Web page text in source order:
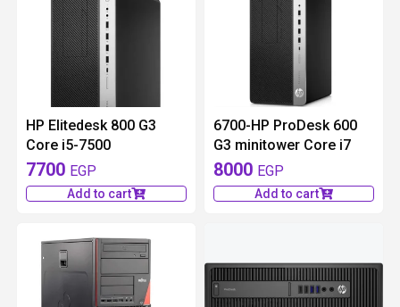
HP Elitedesk 800 G3
Core i5-7500
7700 EGP
Add to cart
6700-HP ProDesk 600
G3 minitower Core i7
8000 EGP
Add to cart